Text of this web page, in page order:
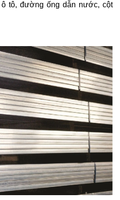
tô, đường ống dẫn nước, cột